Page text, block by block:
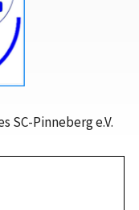
SC-Pinneberg e.V.